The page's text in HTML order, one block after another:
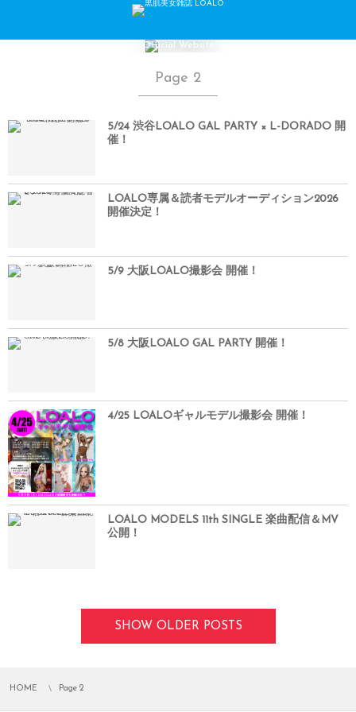
黒肌美女雑誌 LOALO
Official Website
Page 2
5/24 渋谷LOALO GAL PARTY × L-DORADO 開
催！
LOALO専属＆読者モデルオーディション2026
開催決定！
5/9 大阪LOALO撮影会 開催！
5/8 大阪LOALO GAL PARTY 開催！
4/25 LOALOギャルモデル撮影会 開催！
LOALO MODELS 11th SINGLE 楽曲配信＆MV
公開！
SHOW OLDER POSTS
HOME Page 2